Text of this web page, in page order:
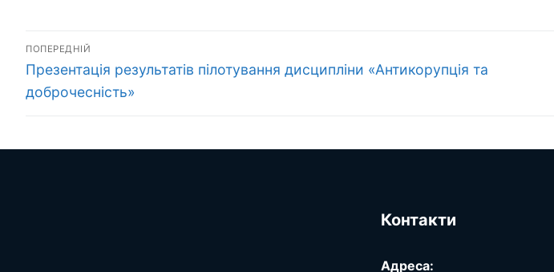
Навігація
записів
ПОПЕРЕДНІЙ
Попередній
запис:
Презентація результатів пілотування дисципліни «Антикорупція та
доброчесність»
Контакти
Адреса: